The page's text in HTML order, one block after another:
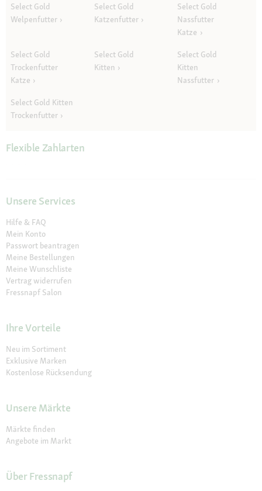
Select Gold
Welpenfutter
Select Gold
Katzenfutter
Select Gold
Nassfutter
Katze
Select Gold
Trockenfutter
Katze
Select Gold
Kitten
Select Gold
Kitten
Nassfutter
Select Gold Kitten
Trockenfutter
Flexible Zahlarten
Unsere Services
Hilfe & FAQ
Mein Konto
Passwort beantragen
Meine Bestellungen
Meine Wunschliste
Vertrag widerrufen
Fressnapf Salon
Ihre Vorteile
Neu im Sortiment
Exklusive Marken
Kostenlose Rücksendung
Unsere Märkte
Märkte finden
Angebote im Markt
Über Fressnapf